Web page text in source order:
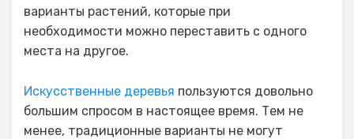
варианты растений, которые при
необходимости можно переставить с одного
места на другое.
Искусственные деревья пользуются довольно
большим спросом в настоящее время. Тем не
менее, традиционные варианты не могут